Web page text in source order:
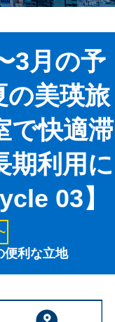
3月の予
の美瑛旅
で快適滞
期利用に
03】
便利な立地